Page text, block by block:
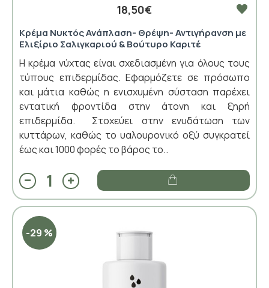
18,50€
Κρέμα Νυκτός Ανάπλαση- Θρέψη- Αντιγήρανση με
Ελιξίριο Σαλιγκαριού & Βούτυρο Καριτέ
Η κρέμα νύχτας είναι σχεδιασμένη για όλους τους
τύπους επιδερμίδας. Εφαρμόζετε σε πρόσωπο
και μάτια καθώς η ενισχυμένη σύσταση παρέχει
εντατική φροντίδα στην άτονη και ξηρή
επιδερμίδα. Στοχεύει στην ενυδάτωση των
κυττάρων, καθώς το υαλουρονικό οξύ συγκρατεί
έως και 1000 φορές το βάρος το..
-29 %